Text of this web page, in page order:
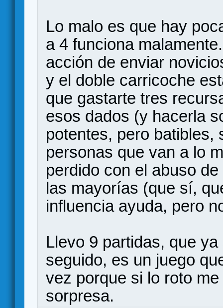
Lo malo es que hay
a 4 funciona
acción de enviar
y el doble carricoche
que gastarte tres
esos dados (y hacerla
potentes, pero batibles,
personas que van a lo
perdido con el abuso
las mayorías (que sí,
influencia ayuda, pero
Llevo 9 partidas, que
seguido, es un juego
vez porque si lo roto
sorpresa.